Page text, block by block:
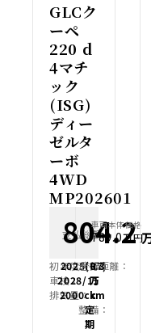
GLCク
ーペ
220 d
4マチ
ック
(ISG)
ディー
ゼルタ
ーボ
4WD
MP202601
支払総額
804.2
車両本体価格
789.0万円
初年度登録：
2025(R7)
車検：
2028/11
排気量：
2000cc
走行距離：
0.3
万
km
整備：
定
期